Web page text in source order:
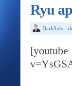
Ryu
DarkSide -